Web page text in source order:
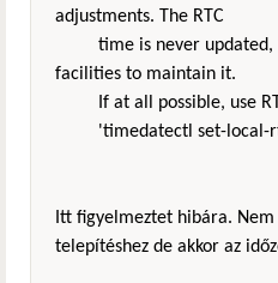
adjustments. The RTC
time is never updated,
facilities to maintain it.
If at all possible, use
'timedatectl set-local-
Itt figyelmeztet hibára. Nem
telepítéshez de akkor az